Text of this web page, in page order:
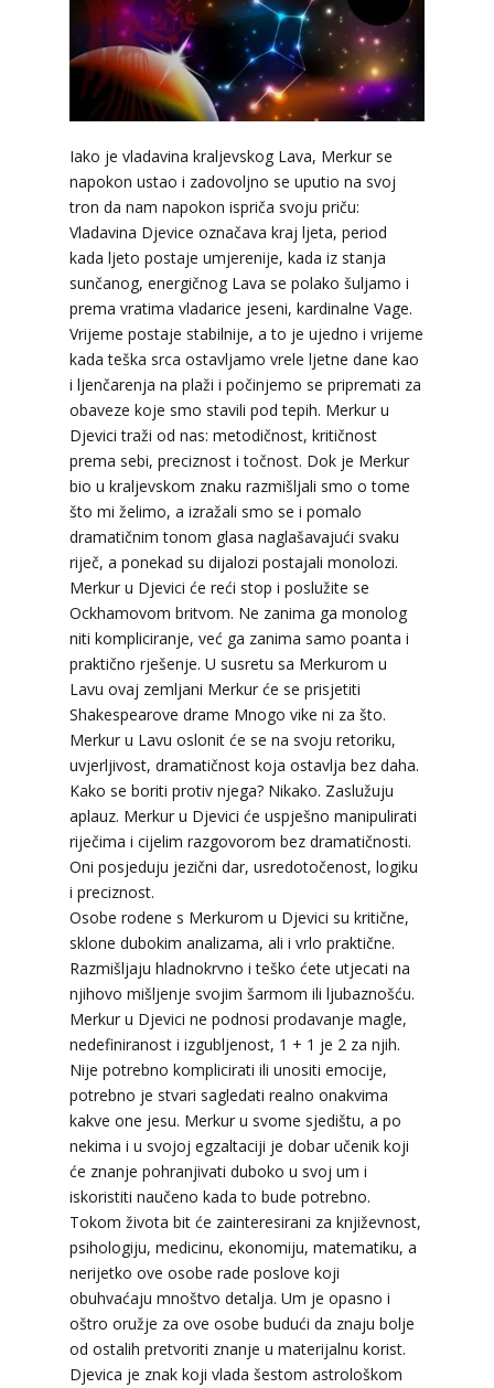
Iako je vladavina kraljevskog Lava, Merkur se
napokon ustao i zadovoljno se uputio na svoj
tron da nam napokon ispriča svoju priču:
Vladavina Djevice označava kraj ljeta, period
kada ljeto postaje umjerenije, kada iz stanja
sunčanog, energičnog Lava se polako šuljamo i
prema vratima vladarice jeseni, kardinalne Vage.
Vrijeme postaje stabilnije, a to je ujedno i vrijeme
kada teška srca ostavljamo vrele ljetne dane kao
i ljenčarenja na plaži i počinjemo se pripremati za
obaveze koje smo stavili pod tepih. Merkur u
Djevici traži od nas: metodičnost, kritičnost
prema sebi, preciznost i točnost. Dok je Merkur
bio u kraljevskom znaku razmišljali smo o tome
što mi želimo, a izražali smo se i pomalo
dramatičnim tonom glasa naglašavajući svaku
riječ, a ponekad su dijalozi postajali monolozi.
Merkur u Djevici će reći stop i poslužite se
Ockhamovom britvom. Ne zanima ga monolog
niti kompliciranje, već ga zanima samo poanta i
praktično rješenje. U susretu sa Merkurom u
Lavu ovaj zemljani Merkur će se prisjetiti
Shakespearove drame Mnogo vike ni za što.
Merkur u Lavu oslonit će se na svoju retoriku,
uvjerljivost, dramatičnost koja ostavlja bez daha.
Kako se boriti protiv njega? Nikako. Zaslužuju
aplauz. Merkur u Djevici će uspješno manipulirati
riječima i cijelim razgovorom bez dramatičnosti.
Oni posjeduju jezični dar, usredotočenost, logiku
i preciznost.
Osobe rodene s Merkurom u Djevici su kritične,
sklone dubokim analizama, ali i vrlo praktične.
Razmišljaju hladnokrvno i teško ćete utjecati na
njihovo mišljenje svojim šarmom ili ljubaznošću.
Merkur u Djevici ne podnosi prodavanje magle,
nedefiniranost i izgubljenost, 1 + 1 je 2 za njih.
Nije potrebno komplicirati ili unositi emocije,
potrebno je stvari sagledati realno onakvima
kakve one jesu. Merkur u svome sjedištu, a po
nekima i u svojoj egzaltaciji je dobar učenik koji
će znanje pohranjivati duboko u svoj um i
iskoristiti naučeno kada to bude potrebno.
Tokom života bit će zainteresirani za književnost,
psihologiju, medicinu, ekonomiju, matematiku, a
nerijetko ove osobe rade poslove koji
obuhvaćaju mnoštvo detalja. Um je opasno i
oštro oružje za ove osobe budući da znaju bolje
od ostalih pretvoriti znanje u materijalnu korist.
Djevica je znak koji vlada šestom astrološkom